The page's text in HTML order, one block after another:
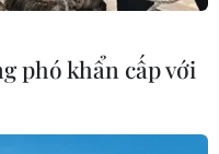
đầu
phó khẩn cấp với